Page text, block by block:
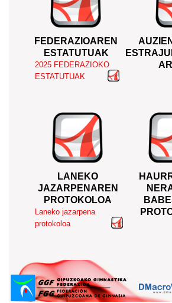
FEDERAZIOAREN
ESTATUTUAK
2025 FEDERAZIOKO
ESTATUTUAK
LANEKO
JAZARPENAREN
PROTOKOLOA
Laneko jazarpena
protokoloa